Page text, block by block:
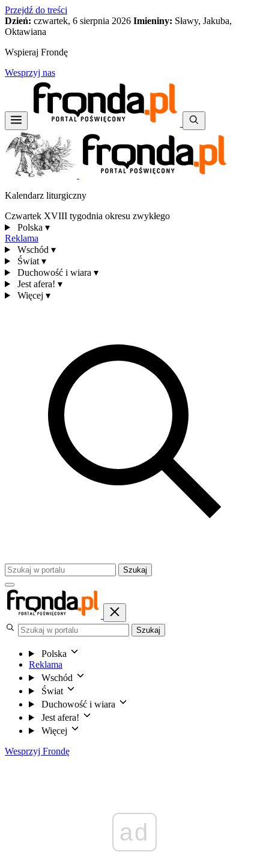
Przejdź do treści
Dzień: czwartek, 6 sierpnia 2026 Imieniny: Sławy, Jakuba,
Oktawiana
Wspieraj Frondę
Wesprzyj nas
Kalendarz liturgiczny
Czwartek XVIII tygodnia okresu zwykłego
Polska ▾
Reklama
Wschód ▾
Świat ▾
Duchowość i wiara ▾
Jest afera! ▾
Więcej ▾
Szukaj
Szukaj
Polska
Reklama
Wschód
Świat
Duchowość i wiara
Jest afera!
Więcej
Wesprzyj Frondę
ad